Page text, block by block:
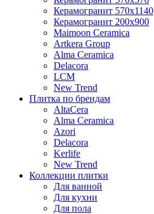
Керамогранит 570x1140
Керамогранит 200x900
Maimoon Ceramica
Artkera Group
Alma Ceramica
Delacora
LCM
New Trend
Плитка по брендам
AltaCera
Аlma Ceramica
Azori
Delacora
Kerlife
New Trend
Коллекции плитки
Для ванной
Для кухни
Для пола